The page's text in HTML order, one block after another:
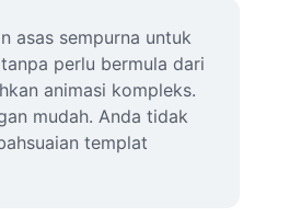
asas sempurna untuk
perlu bermula dari
animasi kompleks.
mudah. Anda tidak
templat